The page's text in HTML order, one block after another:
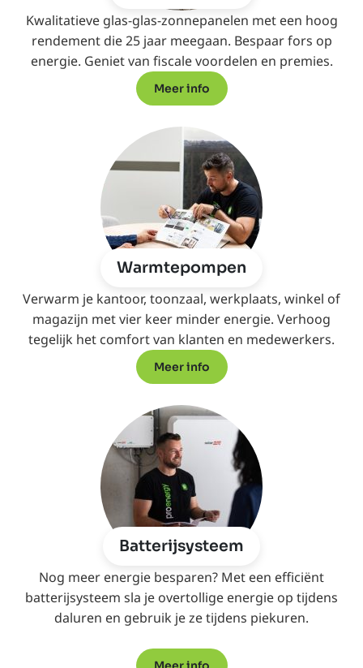
Kwalitatieve glas-glas-zonnepanelen met een hoog
rendement die 25 jaar meegaan. Bespaar fors op
energie. Geniet van fiscale voordelen en premies.
Meer info
Warmtepompen
Verwarm je kantoor, toonzaal, werkplaats, winkel of
magazijn met vier keer minder energie. Verhoog
tegelijk het comfort van klanten en medewerkers.
Meer info
Batterijsysteem
Nog meer energie besparen? Met een efficiënt
batterijsysteem sla je overtollige energie op tijdens
daluren en gebruik je ze tijdens piekuren.